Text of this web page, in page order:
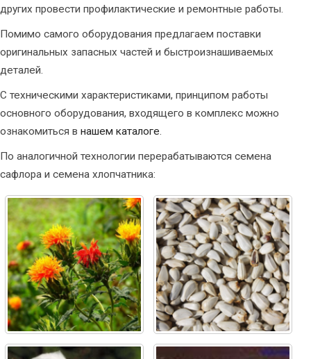
других провести профилактические и ремонтные работы.
Помимо самого оборудования предлагаем поставки
оригинальных запасных частей и быстроизнашиваемых
деталей.
С техническими характеристиками, принципом работы
основного оборудования, входящего в комплекс можно
ознакомиться в нашем каталоге.
По аналогичной технологии перерабатываются семена
сафлора и семена хлопчатника: